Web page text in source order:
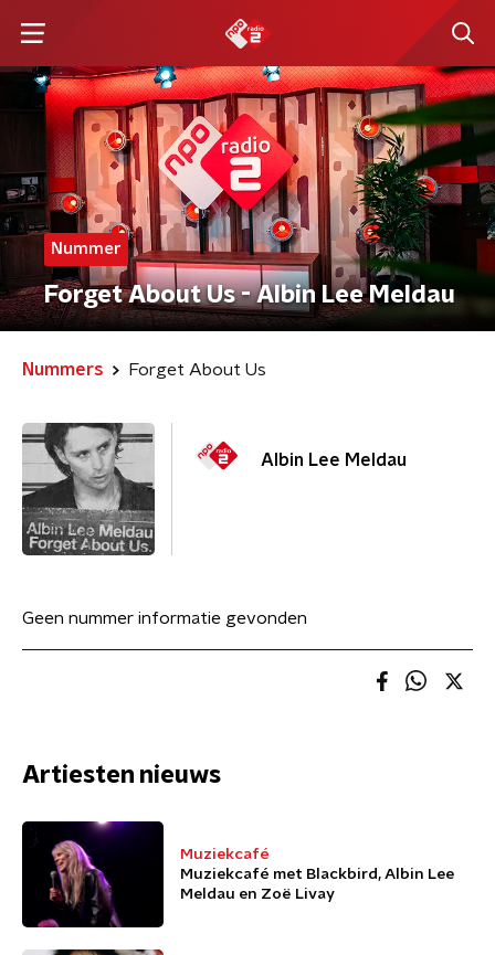
Nummer
Forget About Us - Albin Lee Meldau
Nummers Forget About Us
Albin Lee Meldau
Geen nummer informatie gevonden
Artiesten nieuws
Muziekcafé
Muziekcafé met Blackbird, Albin Lee
Meldau en Zoë Livay